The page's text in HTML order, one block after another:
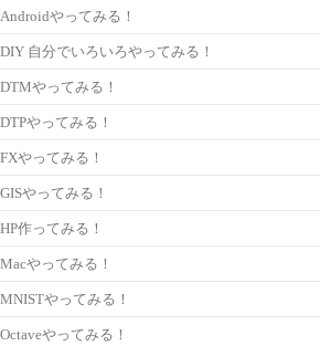
Androidやってみる！
DIY 自分でいろいろやってみる！
DTMやってみる！
DTPやってみる！
FXやってみる！
GISやってみる！
HP作ってみる！
Macやってみる！
MNISTやってみる！
Octaveやってみる！